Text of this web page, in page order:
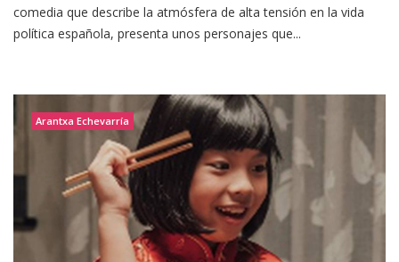
comedia que describe la atmósfera de alta tensión en la vida
política española, presenta unos personajes que...
Arantxa Echevarría